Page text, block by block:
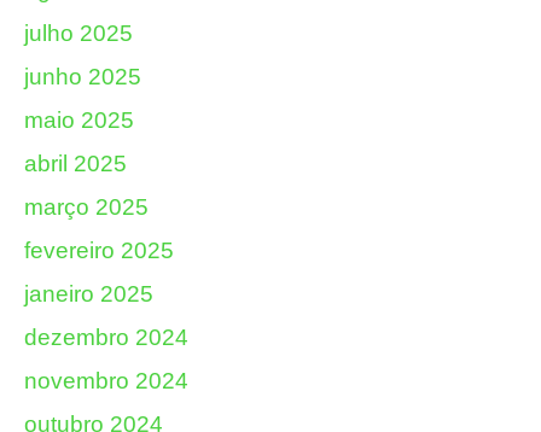
julho 2025
junho 2025
maio 2025
abril 2025
março 2025
fevereiro 2025
janeiro 2025
dezembro 2024
novembro 2024
outubro 2024